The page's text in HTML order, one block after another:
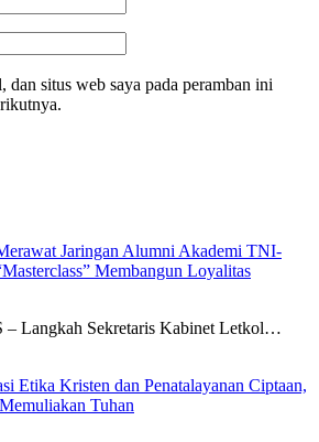
dan situs web saya pada peramban ini
Jaringan Alumni Akademi TNI-
Membangun Loyalitas
Langkah Sekretaris Kabinet Letkol…
Etika Kristen dan Penatalayanan Ciptaan,
Tuhan